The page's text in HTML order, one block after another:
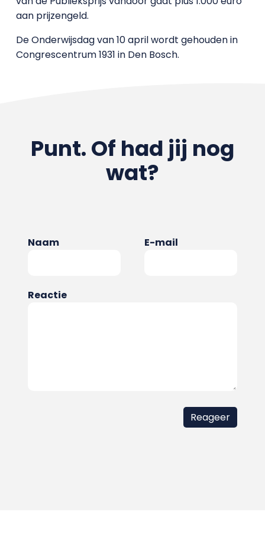
aan prijzengeld.
De Onderwijsdag van 10 april wordt gehouden in
Congrescentrum 1931 in Den Bosch.
Punt. Of had jij nog
wat?
Naam E-mail
Reactie